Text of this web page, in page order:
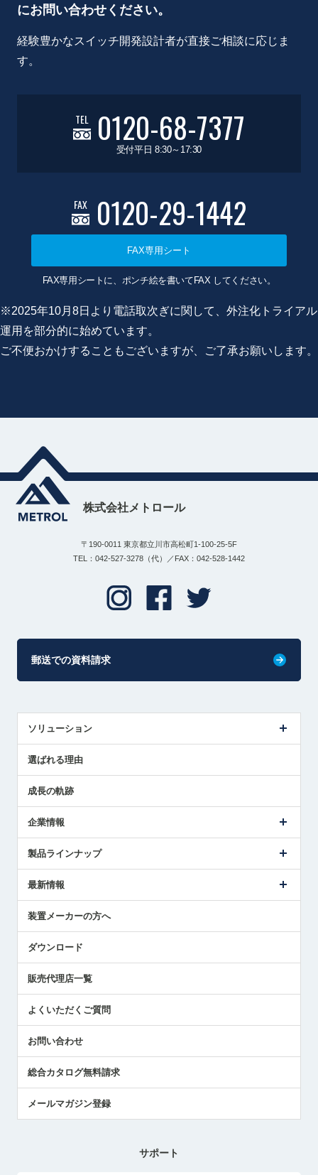
にお問い合わせください。
経験豊かなスイッチ開発設計者が直接ご相談に応じま
す。
TEL 0120-68-7377
受付平日 8:30～17:30
FAX 0120-29-1442
FAX専用シート
FAX専用シートに、ポンチ絵を書いてFAX してください。
※2025年10月8日より電話取次ぎに関して、外注化トライアル
運用を部分的に始めています。
ご不便おかけすることもございますが、ご了承お願いします。
株式会社メトロール
〒190-0011 東京都立川市高松町1-100-25-5F
TEL：042-527-3278（代）／FAX：042-528-1442
郵送での資料請求
ソリューション
解決策提案
選ばれる理由
成長の軌跡
企業情報
ごあいさつ
受賞履歴
採用情報
国/地域/言語
製品ラインナップ
ツールセッタ製品
エアマイクロセンサ製品
最新情報
メトロールの技術
社員ブログ
中小企業のBCP地震対策
センサのテクニカルガイド
社長ブログ
装置メーカーの方へ
ダウンロード
販売代理店一覧
よくいただくご質問
お問い合わせ
総合カタログ無料請求
メールマガジン登録
サポート